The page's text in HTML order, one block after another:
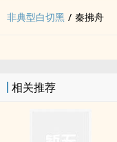
非典型白切黑 / 秦拂舟
相关推荐